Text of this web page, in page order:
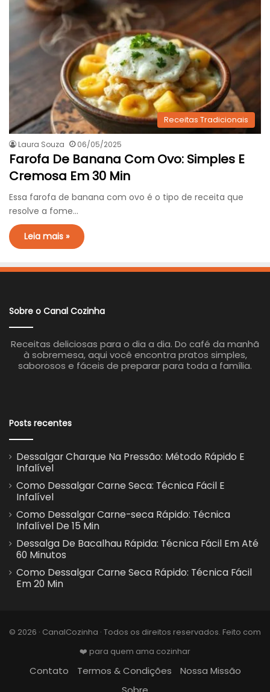
Receitas Tradicionais
Laura Souza 06/05/2025
Farofa De Banana Com Ovo: Simples E
Cremosa Em 30 Min
Essa farofa de banana com ovo é o tipo de receita que
resolve a fome…
Leia mais »
Sobre o Canal Cozinha
Receitas deliciosas para o dia a dia. Do café da manhã
à sobremesa, aqui você encontra pratos simples,
saborosos e fáceis de preparar para toda a família.
Posts recentes
Dessalgar Charque Na Pressão: Método Rápido E
Infalível
Como Dessalgar Carne Seca: Técnica Fácil E
Infalível
Como Dessalgar Carne-seca Rápido: Técnica
Infalível De 15 Min
Dessalga De Bacalhau Rápida: Técnica Fácil Em Até
60 Minutos
Como Dessalgar Carne Seca Rápido: Técnica Fácil
Em 20 Min
© 2026 · CanalCozinha · Todos os direitos reservados. Feito com
❤️ para quem ama cozinhar
Contato Termos & Condições
Nossa Missão